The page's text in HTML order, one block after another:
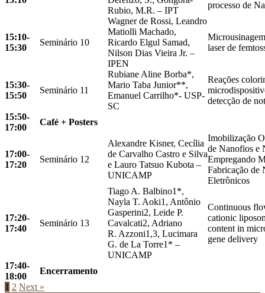
Rubio, M.R. – IPT
processo de
15:10-
15:30
Seminário 10
Wagner de Rossi, Leandro
Matiolli Machado,
Ricardo Elgul Samad,
Nilson Dias Vieira Jr. –
IPEN
laser de
15:30-
15:50
Seminário 11
Rubiane Aline Borba*,
Mario Taba Junior**,
Emanuel Carrilho*- USP-
SC
Reações
detecção de
15:50-
17:00
Café + Posters
17:00-
17:20
Seminário 12
Alexandre Kisner, Cecília
de Carvalho Castro e Silva
e Lauro Tatsuo Kubota –
UNICAMP
Imobilização
de Nanofios e
Empregando
Fabricação de
Eletrônicos
17:20-
17:40
Seminário 13
Tiago A. Balbino1*,
Nayla T. Aoki1, Antônio
Gasperini2, Leide P.
Cavalcati2, Adriano
R. Azzoni1,3, Lucimara
G. de La Torre1* –
UNICAMP
Continuous
cationic
content in
gene delivery
17:40-
18:00
Encerramento
1 2 Next »